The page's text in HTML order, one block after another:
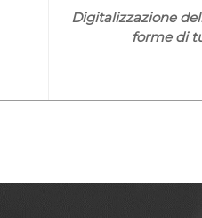
Digitalizzazione
forme di